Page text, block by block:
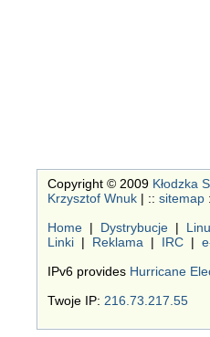
Copyright © 2009 Kłodzka
Krzysztof Wnuk | :: sitemap
Home | Dystrybucje |
Linki | Reklama | IRC |
IPv6 provides Hurricane
Twoje IP: 216.73.217.55